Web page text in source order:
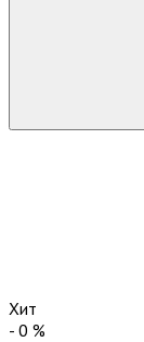
Хит
- 0 %